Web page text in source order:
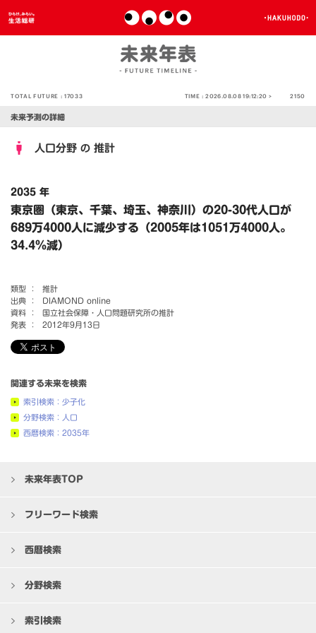
TOTAL FUTURE :17033 TIME :2026.08.08 19:12:20 > 2150
未来予測の詳細
人口分野 の 推計
2035 年
東京圏（東京、千葉、埼玉、神奈川）の20-30代人口が
689万4000人に減少する（2005年は1051万4000人。
34.4％減）
類型 ：
推計
出典 ：
DIAMOND online
資料 ：
国立社会保障・人口問題研究所の推計
発表 ：
2012年9月13日
関連する未来を検索
索引検索：少子化
分野検索：人口
西暦検索：2035年
未来年表TOP
フリーワード検索
西暦検索
分野検索
索引検索